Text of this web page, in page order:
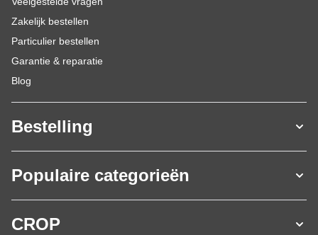
Zakelijk bestellen
Particulier bestellen
Garantie & reparatie
Blog
Bestelling
Populaire categorieën
CROP